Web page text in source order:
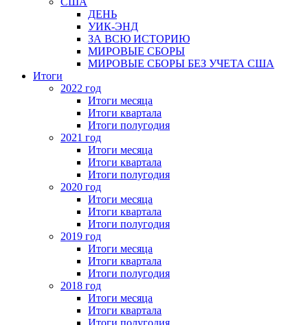
ДЕНЬ
УИК-ЭНД
ЗА ВСЮ ИСТОРИЮ
МИРОВЫЕ СБОРЫ
МИРОВЫЕ СБОРЫ БЕЗ УЧЕТА США
Итоги
2022 год
Итоги месяца
Итоги квартала
Итоги полугодия
2021 год
Итоги месяца
Итоги квартала
Итоги полугодия
2020 год
Итоги месяца
Итоги квартала
Итоги полугодия
2019 год
Итоги месяца
Итоги квартала
Итоги полугодия
2018 год
Итоги месяца
Итоги квартала